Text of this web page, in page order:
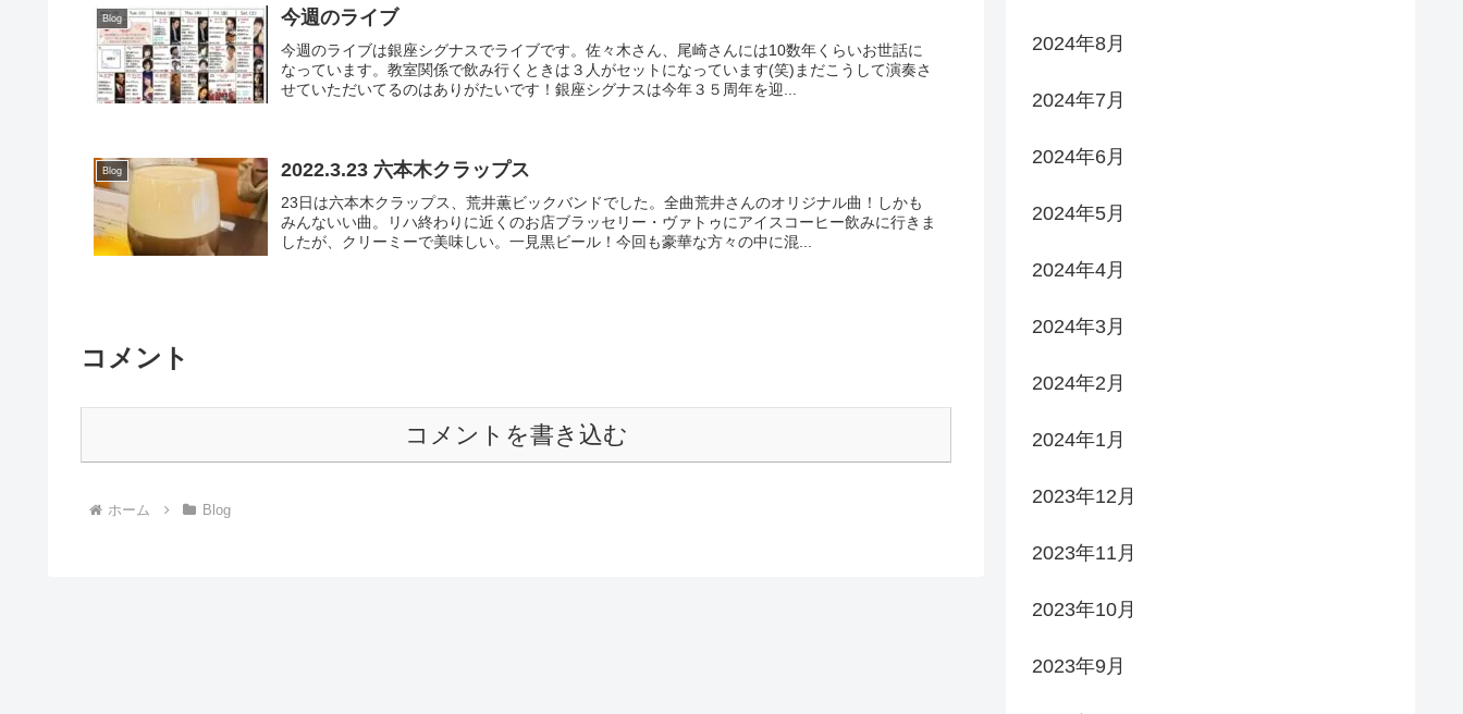
Blog 今週のライブ
今週のライブは銀座シグナスでライブです。佐々木さん、尾崎さんには10数年くらいお世話に
なっています。教室関係で飲み行くときは３人がセットになっています(笑)まだこうして演奏さ
せていただいてるのはありがたいです！銀座シグナスは今年３５周年を迎...
Blog 2022.3.23 六本木クラップス
23日は六本木クラップス、荒井薫ビックバンドでした。全曲荒井さんのオリジナル曲！しかも
みんないい曲。リハ終わりに近くのお店ブラッセリー・ヴァトゥにアイスコーヒー飲みに行きま
したが、クリーミーで美味しい。一見黒ビール！今回も豪華な方々の中に混...
コメント
コメントを書き込む
ホーム Blog
2024年8月
2024年7月
2024年6月
2024年5月
2024年4月
2024年3月
2024年2月
2024年1月
2023年12月
2023年11月
2023年10月
2023年9月